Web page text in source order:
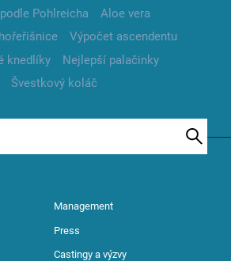
Pohlreicha
Aloe vera
Výpočet ascendentu
knedlíky
Nejlepší palačinky
Švestkový koláč
Management
Press
Castingy a výzvy